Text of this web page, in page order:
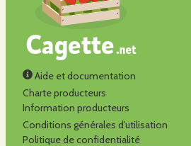
Aide et documentation
Charte producteurs
Information producteurs
Conditions générales d'utilisation
Politique de confidentialité